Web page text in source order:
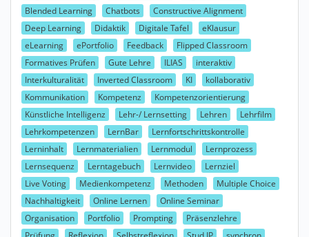
Blended Learning
Chatbots
Constructive Alignment
Deep Learning
Didaktik Digitale Tafel
eKlausur
eLearning
ePortfolio Feedback
Flipped Classroom
Formatives Prüfen
Gute Lehre ILIAS
interaktiv
Interkulturalität
Inverted Classroom KI
kollaborativ
Kommunikation
Kompetenz
Kompetenzorientierung
Künstliche Intelligenz
Lehr-/ Lernsetting Lehren
Lehrfilm
Lehrkompetenzen
LernBar
Lernfortschrittskontrolle
Lerninhalt
Lernmaterialien Lernmodul
Lernprozess
Lernsequenz
Lerntagebuch Lernvideo
Lernziel
Live Voting
Medienkompetenz Methoden
Multiple Choice
Nachhaltigkeit
Online Lernen
Online Seminar
Organisation
Portfolio Prompting
Präsenzlehre